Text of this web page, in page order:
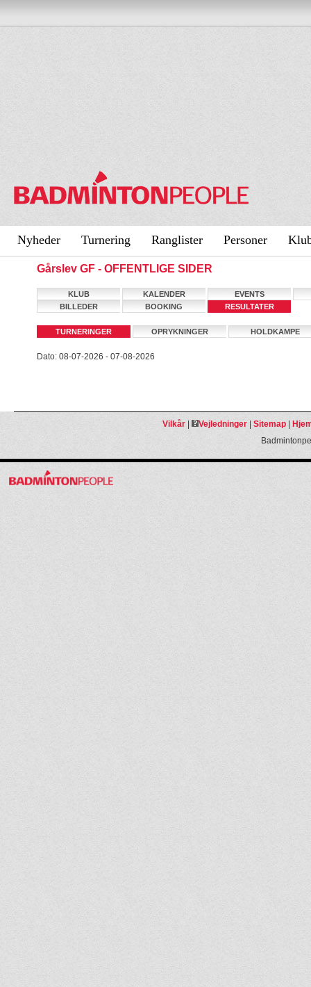
Nyheder Turnering Ranglister Personer
Gårslev GF - OFFENTLIGE SIDER
KLUB KALENDER
EVENTS
BILLEDER
BOOKING RESULTATER
TURNERINGER OPRYKNINGER HOLDKAMPE
Dato: 08-07-2026 - 07-08-2026
Vilkår| Vejledninger| Sitemap|